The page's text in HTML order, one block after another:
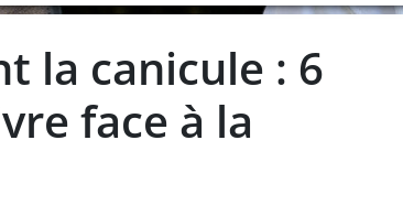
la canicule : 6
face à la